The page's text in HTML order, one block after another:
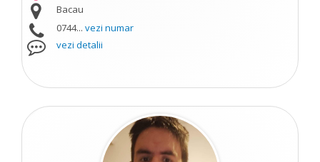
Bacau
0744... vezi numar
vezi detalii